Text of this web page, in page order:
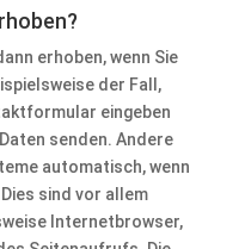
erhoben, wenn Sie
der Fall,
eingeben
senden. Andere
automatisch, wenn
sind vor allem
Internetbrowser,